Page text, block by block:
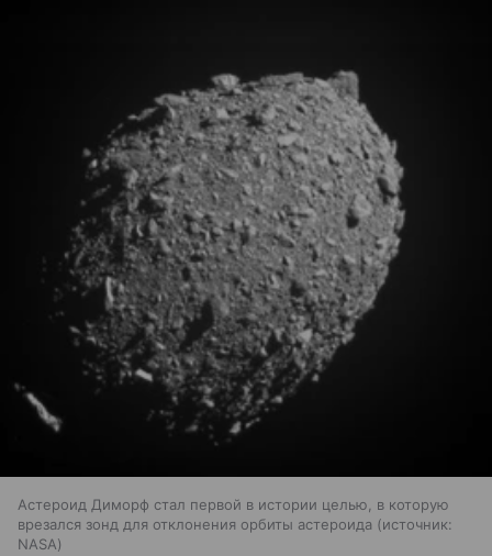
Астероид Диморф стал первой в истории целью, в которую
врезался зонд для отклонения орбиты астероида
источник:
NASA